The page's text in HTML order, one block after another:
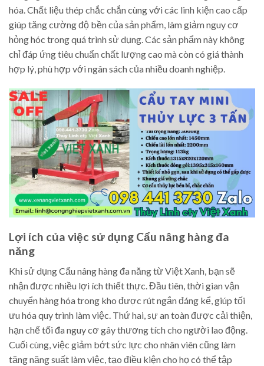
hóa. Chất liệu thép chắc chắn cùng với các linh kiện cao cấp
giúp tăng cường độ bền của sản phẩm, làm giảm nguy cơ
hỏng hóc trong quá trình sử dụng. Các sản phẩm này không
chỉ đáp ứng tiêu chuẩn chất lượng cao mà còn có giá thành
hợp lý, phù hợp với ngân sách của nhiều doanh nghiệp.
Lợi ích của việc sử dụng Cẩu nâng hàng đa
năng
Khi sử dụng Cẩu nâng hàng đa năng từ Việt Xanh, bạn sẽ
nhận được nhiều lợi ích thiết thực. Đầu tiên, thời gian vận
chuyển hàng hóa trong kho được rút ngắn đáng kể, giúp tối
ưu hóa quy trình làm việc. Thứ hai, sự an toàn được cải thiện,
hạn chế tối đa nguy cơ gây thương tích cho người lao động.
Cuối cùng, việc giảm bớt sức lực cho nhân viên cũng làm
tăng năng suất làm việc, tạo điều kiện cho họ có thể tập